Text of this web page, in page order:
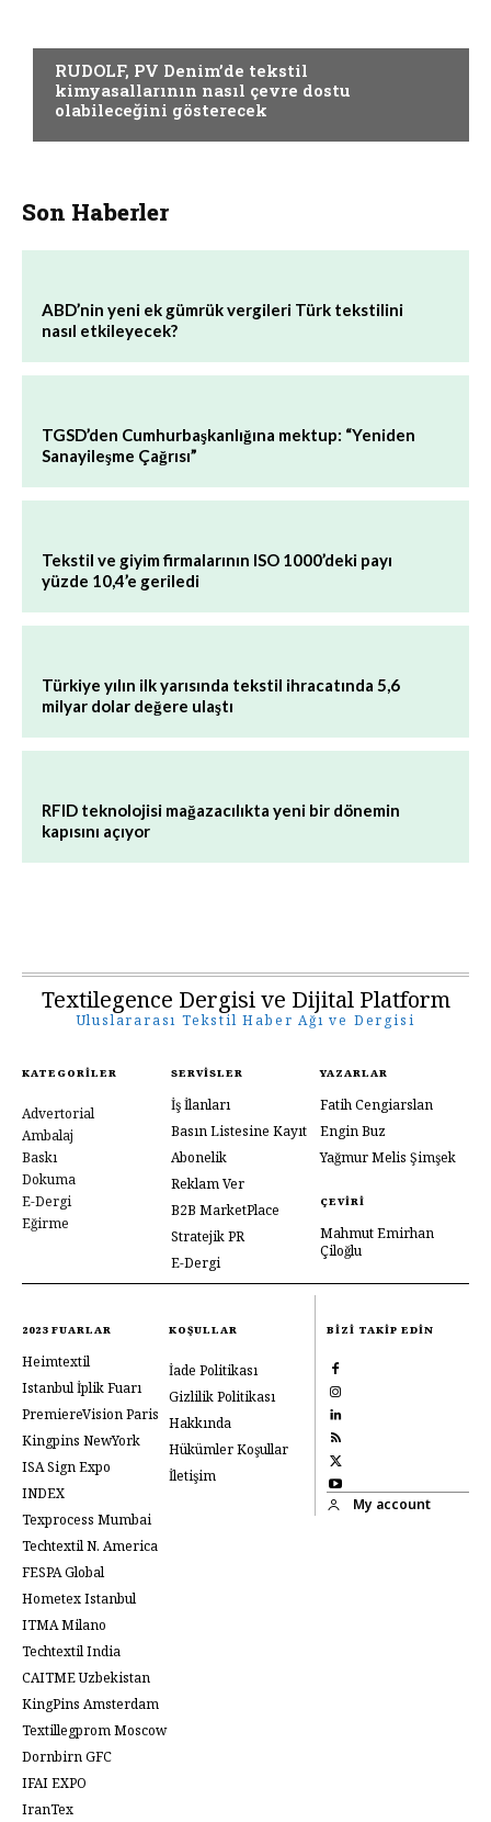
RUDOLF, PV Denim’de tekstil
kimyasallarının nasıl çevre dostu
olabileceğini gösterecek
Son Haberler
ABD’nin yeni ek gümrük vergileri Türk tekstilini
nasıl etkileyecek?
TGSD’den Cumhurbaşkanlığına mektup: “Yeniden
Sanayileşme Çağrısı”
Tekstil ve giyim firmalarının ISO 1000’deki payı
yüzde 10,4’e geriledi
Türkiye yılın ilk yarısında tekstil ihracatında 5,6
milyar dolar değere ulaştı
RFID teknolojisi mağazacılıkta yeni bir dönemin
kapısını açıyor
Textilegence Dergisi ve Dijital Platform
Uluslararası Tekstil Haber Ağı ve Dergisi
KATEGORILER
Advertorial
Ambalaj
Baskı
Dokuma
E-Dergi
Eğirme
SERVISLER
İş İlanları
Basın Listesine Kayıt
Abonelik
Reklam Ver
B2B MarketPlace
Stratejik PR
E-Dergi
YAZARLAR
Fatih Cengiarslan
Engin Buz
Yağmur Melis Şimşek
ÇEVIRI
Mahmut Emirhan
Çiloğlu
2023 FUARLAR
Heimtextil
Istanbul İplik Fuarı
PremiereVision Paris
Kingpins NewYork
ISA Sign Expo
INDEX
Texprocess Mumbai
Techtextil N. America
FESPA Global
Hometex Istanbul
ITMA Milano
Techtextil India
CAITME Uzbekistan
KingPins Amsterdam
Textillegprom Moscow
Dornbirn GFC
IFAI EXPO
IranTex
KOŞULLAR
İade Politikası
Gizlilik Politikası
Hakkında
Hükümler Koşullar
İletişim
BIZI TAKIP EDIN
My account